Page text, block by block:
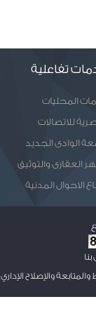
تفاعلية
المحليات
للاتصالات
الوادى الجديد
العقارى والتوثيق
الاحوال المدنية
والإصلاح الإداري